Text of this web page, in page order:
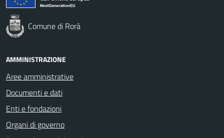
Comune di Rorà
AMMINISTRAZIONE
Aree amministrative
Documenti e dati
Enti e fondazioni
Organi di governo